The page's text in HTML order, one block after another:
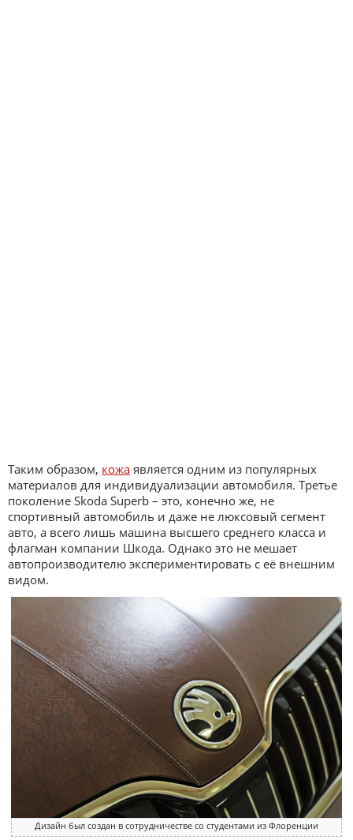
Таким образом, кожа является одним из популярных
материалов для индивидуализации автомобиля. Третье
поколение Skoda Superb – это, конечно же, не
спортивный автомобиль и даже не люксовый сегмент
авто, а всего лишь машина высшего среднего класса и
флагман компании Шкода. Однако это не мешает
автопроизводителю экспериментировать с её внешним
видом.
Дизайн был создан в сотрудничестве со студентами из Флоренции